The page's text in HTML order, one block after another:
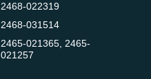
2468-022319
2468-031514
2465-021365, 2465-
021257